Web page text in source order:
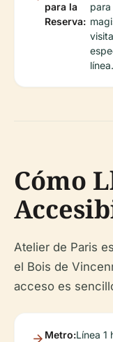
para la
Reserva:
línea.
Cómo
Atelier de Paris
el Bois de
acceso es
Metro:Línea 1